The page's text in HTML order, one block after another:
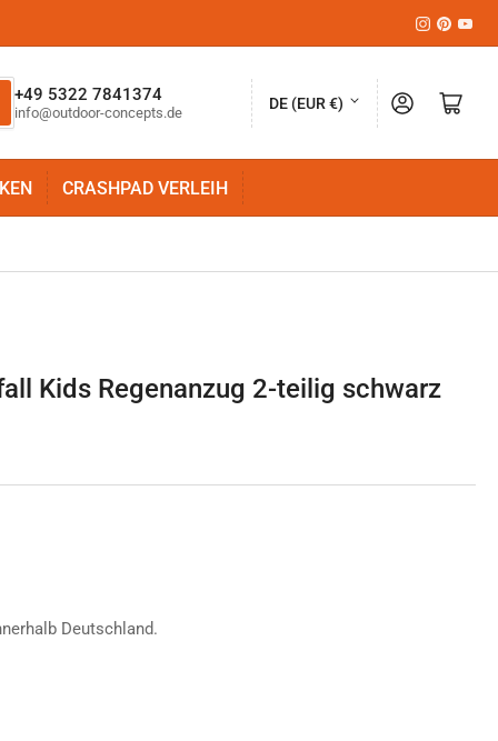
Instagram
Pinterest
+49 5322 7841374
info@outdoor-concepts.de
L
n
R
o
DE (EUR €) AnmeldenMini-Warenkorb öffnen
CRASHPAD VERLEIH
Kids Regenanzug 2-teilig schwarz
Deutschland.